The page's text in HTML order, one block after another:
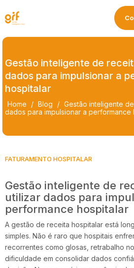
Gestão inteligente de
dados para impulsionar a
hospitalar
Home / Blog / Gestão inteligente
dados para impulsionar a performance
FATURAMENTO HOSPITALAR
Gestão inteligente de
utilizar dados para
performance hospitalar
A gestão de receita hospitalar está
simples. Não é raro que hospitais
recorrentes como glosas, retrabalho
dificuldade em consolidar dados